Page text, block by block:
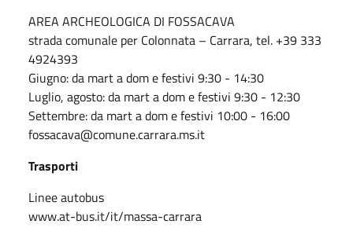
AREA ARCHEOLOGICA DI FOSSACAVA
strada comunale per Colonnata – Carrara, tel. +39 333
4924393
Giugno: da mart a dom e festivi 9:30 - 14:30
Luglio, agosto: da mart a dom e festivi 9:30 - 12:30
Settembre: da mart a dom e festivi 10:00 - 16:00
fossacava@comune.carrara.ms.it
Trasporti
Linee autobus
www.at-bus.it/it/massa-carrara